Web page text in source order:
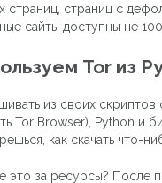
страниц, страниц с
сайты доступны не
Tor из
из своих
Tor Browser), Python и
как скачать что-
это за ресурсы? После